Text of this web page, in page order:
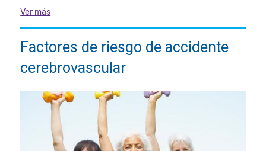
Ver más
Factores de riesgo de accidente
cerebrovascular